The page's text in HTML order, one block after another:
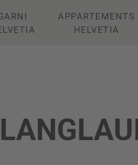
APPARTEMENTS
HELVETIA